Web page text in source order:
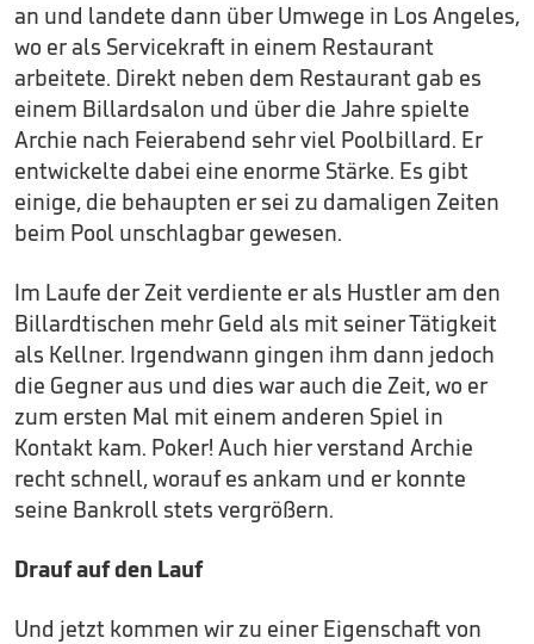
an und landete dann über Umwege in Los Angeles,
wo er als Servicekraft in einem Restaurant
arbeitete. Direkt neben dem Restaurant gab es
einem Billardsalon und über die Jahre spielte
Archie nach Feierabend sehr viel Poolbillard. Er
entwickelte dabei eine enorme Stärke. Es gibt
einige, die behaupten er sei zu damaligen Zeiten
beim Pool unschlagbar gewesen.
Im Laufe der Zeit verdiente er als Hustler am den
Billardtischen mehr Geld als mit seiner Tätigkeit
als Kellner. Irgendwann gingen ihm dann jedoch
die Gegner aus und dies war auch die Zeit, wo er
zum ersten Mal mit einem anderen Spiel in
Kontakt kam. Poker! Auch hier verstand Archie
recht schnell, worauf es ankam und er konnte
seine Bankroll stets vergrößern.
Drauf auf den Lauf
Und jetzt kommen wir zu einer Eigenschaft von